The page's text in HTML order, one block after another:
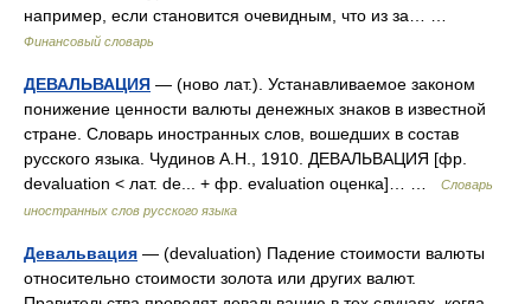
например, если становится очевидным, что из за… …
Финансовый словарь
ДЕВАЛЬВАЦИЯ — (ново лат.). Устанавливаемое законом
понижение ценности валюты денежных знаков в известной
стране. Словарь иностранных слов, вошедших в состав
русского языка. Чудинов А.Н., 1910. ДЕВАЛЬВАЦИЯ [фр.
devaluation < лат. de... + фр. evaluation оценка]… …
Словарь
иностранных слов русского языка
Девальвация — (devaluation) Падение стоимости валюты
относительно стоимости золота или других валют.